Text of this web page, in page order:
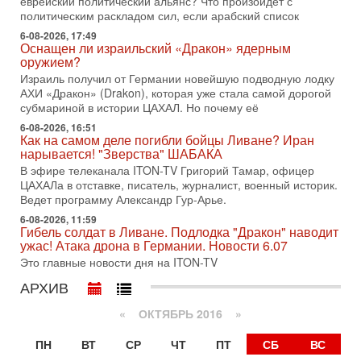
1-08-2026, 17:50
«Русский голос» Израиля: кто заберет его на этот
раз?
Голоса русскоязычных репатриантов не раз кардинально
меняли политический ландшафт Израиля. Достаточно
вспомнить взлет партии «Исраэль ба-алия», когда
31-07-2026, 17:00
Тайны закрытых дверей: о чём на самом деле
молчат Трамп и Нетаньяху?
Недавний визит премьер-министра Израиля Биньямина
Нетаньяху в США и его встреча с Дональдом Трампом
оставили больше вопросов, чем ответов. Полная
31-07-2026, 15:18
Иран готовит покушение на Нетаниягу! Трамп не
хочет эскалации, но КСИР готовит взрыв!
В эфире телеканала ITON-TV СЕРГЕЙ МИГДАЛЬ, эксперт
по вопросам безопасности, офицер запаса
Международного управления полиции Израиля, автор
31-07-2026, 09:02
Битва за разоружение ХАМАСа - НОВОСТИ
Сегодня президент США Дональд Трамп заявил о
достижении исторического соглашения о полном
политическим раскладом сил, если арабский список
6-08-2026, 17:49
Оснащен ли израильский «Дракон» ядерным
оружием?
Израиль получил от Германии новейшую подводную лодку
АХИ «Дракон» (Drakon), которая уже стала самой дорогой
субмариной в истории ЦАХАЛ. Но почему её
6-08-2026, 16:51
Как на самом деле погибли бойцы Ливане? Иран
нарывается! "Зверства" ШАБАКА
В эфире телеканала ITON-TV Григорий Тамар, офицер
ЦАХАЛа в отставке, писатель, журналист, военный историк.
Ведет программу Александр Гур-Арье.
6-08-2026, 11:59
Гибель солдат в Ливане. Подлодка "Дракон" наводит
ужас! Атака дрона в Германии. Новости 6.07
Это главные новости дня на ITON-TV
АРХИВ
« ОКТЯБРЬ 2016 »
ПН
ВТ СР ЧТ ПТ СБ
ВС